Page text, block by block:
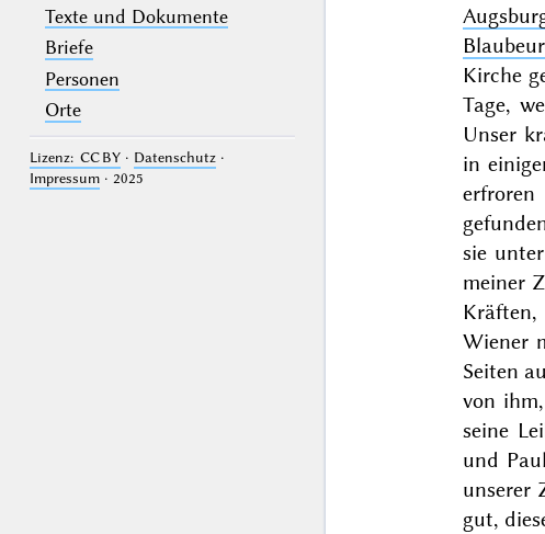
Texte und Dokumente
Briefe
Personen
Orte
Lizenz: CC BY· Datenschutz·
Impressum· 2025
Kirche
Tage,
Unser
in
sie
meiner
Kräften,
Wiener
Seiten
von
seine
und
unserer
gut,